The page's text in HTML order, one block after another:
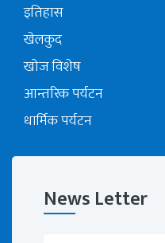
इतिहास
खेलकुद
खोज विशेष
आन्तरिक पर्यटन
धार्मिक पर्यटन
News Letter